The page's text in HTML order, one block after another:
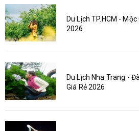
Du Lịch TP.HCM -
2026
Du Lịch Nha Trang -
Giá Rẻ 2026